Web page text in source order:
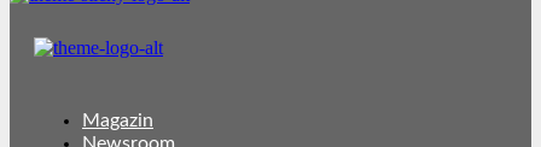
Magazin